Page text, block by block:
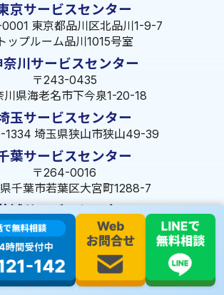
京サービスセンター
東京都品川区北品川1-9-7
トップルーム品川1015号室
奈川サービスセンター
〒243-0435
川県海老名市下今泉1-20-18
玉サービスセンター
1334 埼玉県狭山市狭山49-39
葉サービスセンター
〒264-0016
千葉市若葉区大宮町1288-7
城サービスセンター
茨城県笠間市旭町322-2 102号
野サービスセンター
県長野市大字栗田653-141 皐月ビル
古屋サービスセンター